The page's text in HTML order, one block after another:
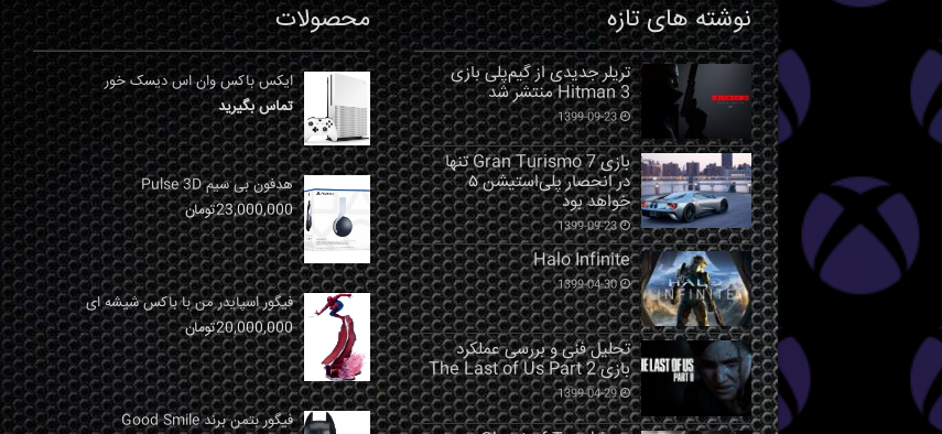
نوشته های تازه
تریلر جدیدی از گیم‌پلی بازی
Hitman 3 منتشر شد
1399-09-23
بازی Gran Turismo 7 تنها
در انحصار پلی‌استیشن ۵
خواهد بود
1399-09-23
Halo Infinite
1399-04-30
تحلیل فنی و بررسی عملکرد
بازی The Last of Us Part 2
1399-04-29
محصولات
ایکس باکس وان اس دیسک خور
تماس بگیرید
هدفون بی سیم Pulse 3D
23,000,000تومان
فیگور اسپایدر من با باکس شیشه ای
20,000,000تومان
فیگور بتمن برند Good Smile